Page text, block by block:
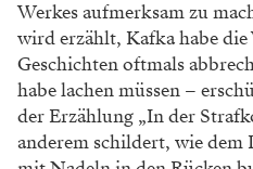
Werkes aufmerksam zu
wird erzählt, Kafka habe die
Geschichten oftmals
habe lachen müssen –
der Erzählung „In der
anderem schildert, wie